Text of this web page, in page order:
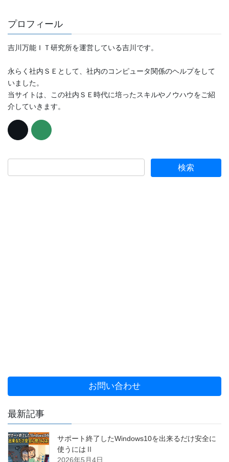
プロフィール
吉川万能ＩＴ研究所を運営している吉川です。
永らく社内ＳＥとして、社内のコンピュータ関係のヘルプをして
いました。
当サイトは、この社内ＳＥ時代に培ったスキルやノウハウをご紹
介していきます。
お問い合わせ
最新記事
サポート終了したWindows10を出来るだけ安全に
使うにはⅡ
2026年5月4日